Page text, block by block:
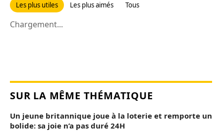
Les plus utiles Les plus aimés Tous
Chargement...
SUR LA MÊME THÉMATIQUE
Un jeune britannique joue à la loterie et remporte un
bolide: sa joie n’a pas duré 24H